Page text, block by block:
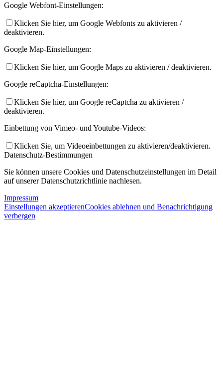
Google Webfont-Einstellungen:
Klicken Sie hier, um Google Webfonts zu aktivieren /
deaktivieren.
Google Map-Einstellungen:
Klicken Sie hier, um Google Maps zu aktivieren / deaktivieren.
Google reCaptcha-Einstellungen:
Klicken Sie hier, um Google reCaptcha zu aktivieren /
deaktivieren.
Einbettung von Vimeo- und Youtube-Videos:
Klicken Sie, um Videoeinbettungen zu aktivieren/deaktivieren.
Datenschutz-Bestimmungen
Sie können unsere Cookies und Datenschutzeinstellungen im Detail
auf unserer Datenschutzrichtlinie nachlesen.
Impressum
Einstellungen akzeptierenCookies ablehnen und Benachrichtigung
verbergen